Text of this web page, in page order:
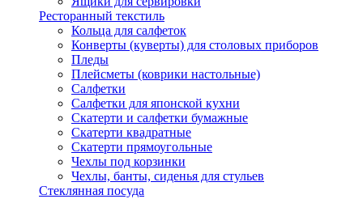
Ресторанный текстиль
Кольца для салфеток
Конверты (куверты) для столовых приборов
Пледы
Плейсметы (коврики настольные)
Салфетки
Салфетки для японской кухни
Скатерти и салфетки бумажные
Скатерти квадратные
Скатерти прямоугольные
Чехлы под корзинки
Чехлы, банты, сиденья для стульев
Стеклянная посуда